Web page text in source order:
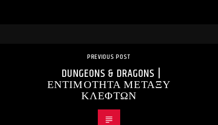
PREVIOUS POST
DUNGEONS & DRAGONS |
ΕΝΤΙΜΟΤΗΤΑ ΜΕΤΑΞΥ
ΚΛΕΦΤΩΝ